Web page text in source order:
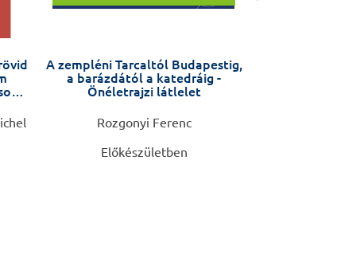
A zempléni Tarcaltól Budapestig,
a barázdától a katedráig -
Önéletrajzi látlelet
Rozgonyi Ferenc
Előkészületben